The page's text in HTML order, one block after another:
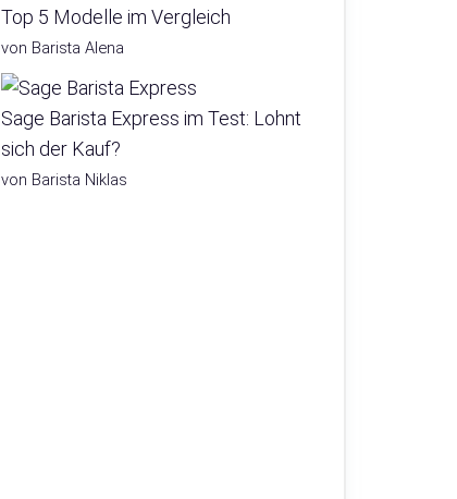
Top 5 Modelle im Vergleich
von Barista Alena
Sage Barista Express im Test: Lohnt
sich der Kauf?
von Barista Niklas